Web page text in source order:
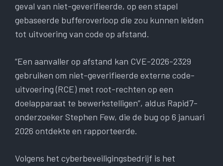
geval van niet-geverifieerde, op een stapel
gebaseerde bufferoverloop die zou kunnen leiden
tot uitvoering van code op afstand.
“Een aanvaller op afstand kan CVE-2026-2329
gebruiken om niet-geverifieerde externe code-
uitvoering (RCE) met root-rechten op een
doelapparaat te bewerkstelligen”, aldus Rapid7-
onderzoeker Stephen Few, die de bug op 6 januari
2026 ontdekte en rapporteerde.
Volgens het cyberbeveiligingsbedrijf is het